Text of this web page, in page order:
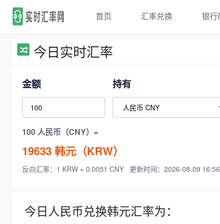
首页 汇率兑换 银行
今日实时汇率
金额 持有
100 人民币（CNY）=
19633韩元（KRW）
反向汇率：1 KRW = 0.0051 CNY 更新时间：2026-08-09
今日人民币兑换韩元汇率为：